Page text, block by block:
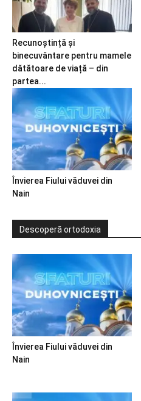
Recunoștință și
binecuvântare pentru mamele
dătătoare de viață – din
partea...
Învierea Fiului văduvei din
Nain
Descoperă ortodoxia
Învierea Fiului văduvei din
Nain